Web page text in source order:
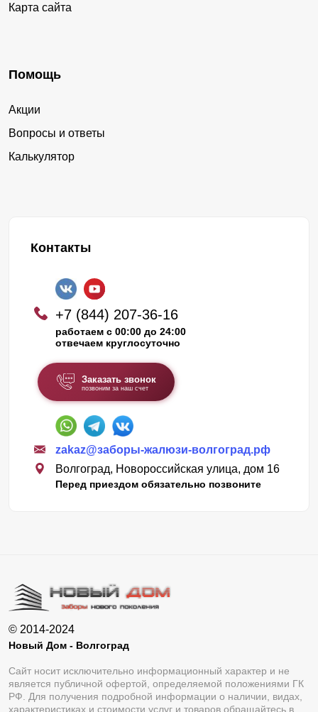
Карта сайта
Помощь
Акции
Вопросы и ответы
Калькулятор
Контакты
+7 (844) 207-36-16
работаем с 00:00 до 24:00
отвечаем круглосуточно
Заказать звонок
позвоним за наш счет
zakaz@заборы-жалюзи-волгоград.рф
Волгоград, Новороссийская улица, дом 16
Перед приездом обязательно позвоните
© 2014-2024
Новый Дом - Волгоград
Сайт носит исключительно информационный характер и не
является публичной офертой, определяемой положениями ГК
РФ. Для получения подробной информации о наличии, видах,
характеристиках и стоимости услуг и товаров обращайтесь в